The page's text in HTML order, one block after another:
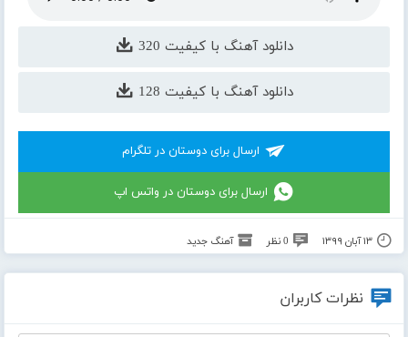
دانلود آهنگ با کیفیت 320
دانلود آهنگ با کیفیت 128
ارسال برای دوستان در تلگرام
ارسال برای دوستان در واتس اپ
۱۳ آبان ۱۳۹۹ 0 نظر آهنگ جدید
نظرات کاربران